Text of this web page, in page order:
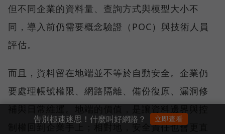
但不同企業的資料量、查詢方式與模型大小不
同，導入前仍需要概念驗證（POC）與技術人員
評估。
而且，資料留在地端並不等於自動安全。企業仍
要處理帳號權限、網路隔離、備份復原、漏洞修
制權回到企業手上；相對地，安全責任也會更直
告別極速迷思！什麼叫好網路？ 立即查看